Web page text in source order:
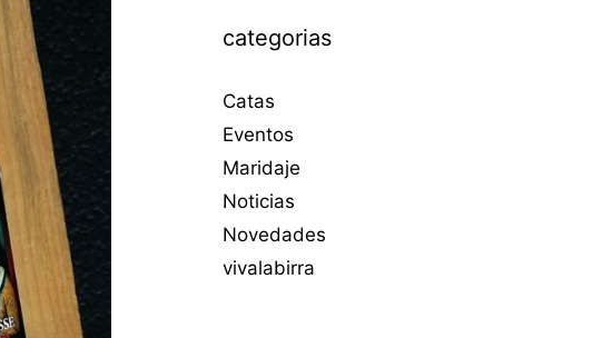
categorias
Catas
Eventos
Maridaje
Noticias
Novedades
vivalabirra